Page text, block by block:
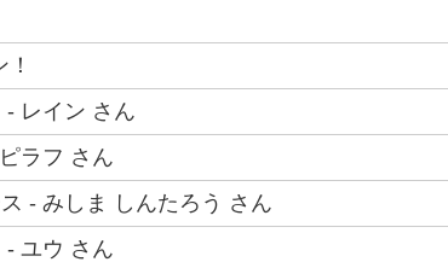
レイン さん
ラフ さん
- みしま しんたろう さん
- ユウ さん